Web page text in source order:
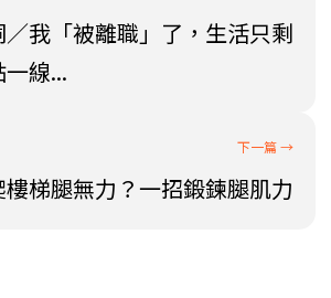
我「被離職」了，生活只剩
線...
梯腿無力？一招鍛鍊腿肌力